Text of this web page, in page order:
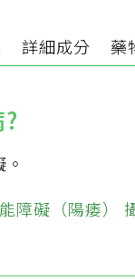
詳細成分 藥
障礙（陽痿）